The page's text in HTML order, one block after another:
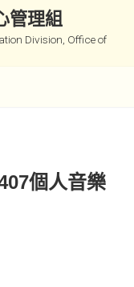
管理組
Division, Office of
個人音樂